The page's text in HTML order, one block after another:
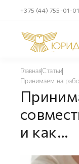
+375 (44) 755-01-01
ГлавнаяСтатьи
Принимаем на
и как…